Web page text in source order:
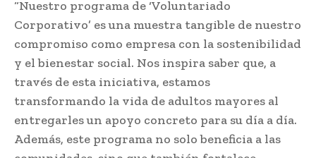
“Nuestro programa de ‘Voluntariado
Corporativo’ es una muestra tangible de nuestro
compromiso como empresa con la sostenibilidad
y el bienestar social. Nos inspira saber que, a
través de esta iniciativa, estamos
transformando la vida de adultos mayores al
entregarles un apoyo concreto para su día a día.
Además, este programa no solo beneficia a las